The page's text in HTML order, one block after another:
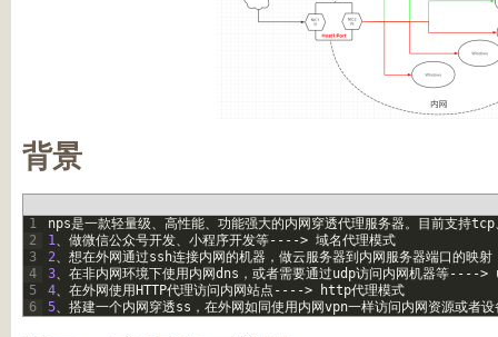
背景
1
2
3
4
5
6
nps是一款轻量级、高性能、功能强大的内网穿透代理服务器。目前支持tcp
1、做微信公众号开发、小程序开发等-- --> 域名代理模式
2、想在外网通过ssh连接内网的机器，做云服务器到内网服务器端口的映射
3、在非内网环境下使用内网dns ，或者需要通过udp访问内网机器等-- -->
4、在外网使用 HTTP代理访问内网站点 -- --> http代理模式
5、搭建一个内网穿透ss ，在外网如同使用内网vpn一样访问内网资源或者设